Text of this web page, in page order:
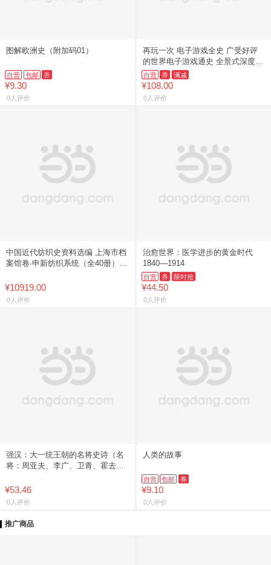
图解欧洲史（附加码01）
自营 包邮 券
¥9.30
0人评价
再玩一次 电子游戏全史 广受好评
的世界电子游戏通史 全景式深度展
现电子游戏50余年的奇妙冒险 福布
斯 连线 IGN力荐
自营 券 满减
¥108.00
0人评价
中国近代纺织史资料选编 上海市档
案馆卷·申新纺织系统（全40册）
书 社会科学文献出版社W
¥10919.00
0人评价
治愈世界：医学进步的黄金时代
1840—1914
自营 券 限时抢
¥44.50
0人评价
强汉：大一统王朝的名将史诗（名
将：周亚夫、李广、卫青、霍去
¥53.46
0人评价
人类的故事
自营 包邮 券
¥9.10
0人评价
推广商品